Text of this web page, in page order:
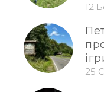
12
25